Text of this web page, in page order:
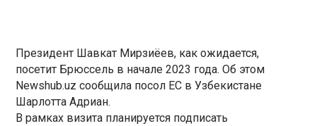
Президент Шавкат Мирзиёев, как ожидается,
посетит Брюссель в начале 2023 года. Об этом
Newshub.uz сообщила посол ЕС в Узбекистане
Шарлотта Адриан.
В рамках визита планируется подписать